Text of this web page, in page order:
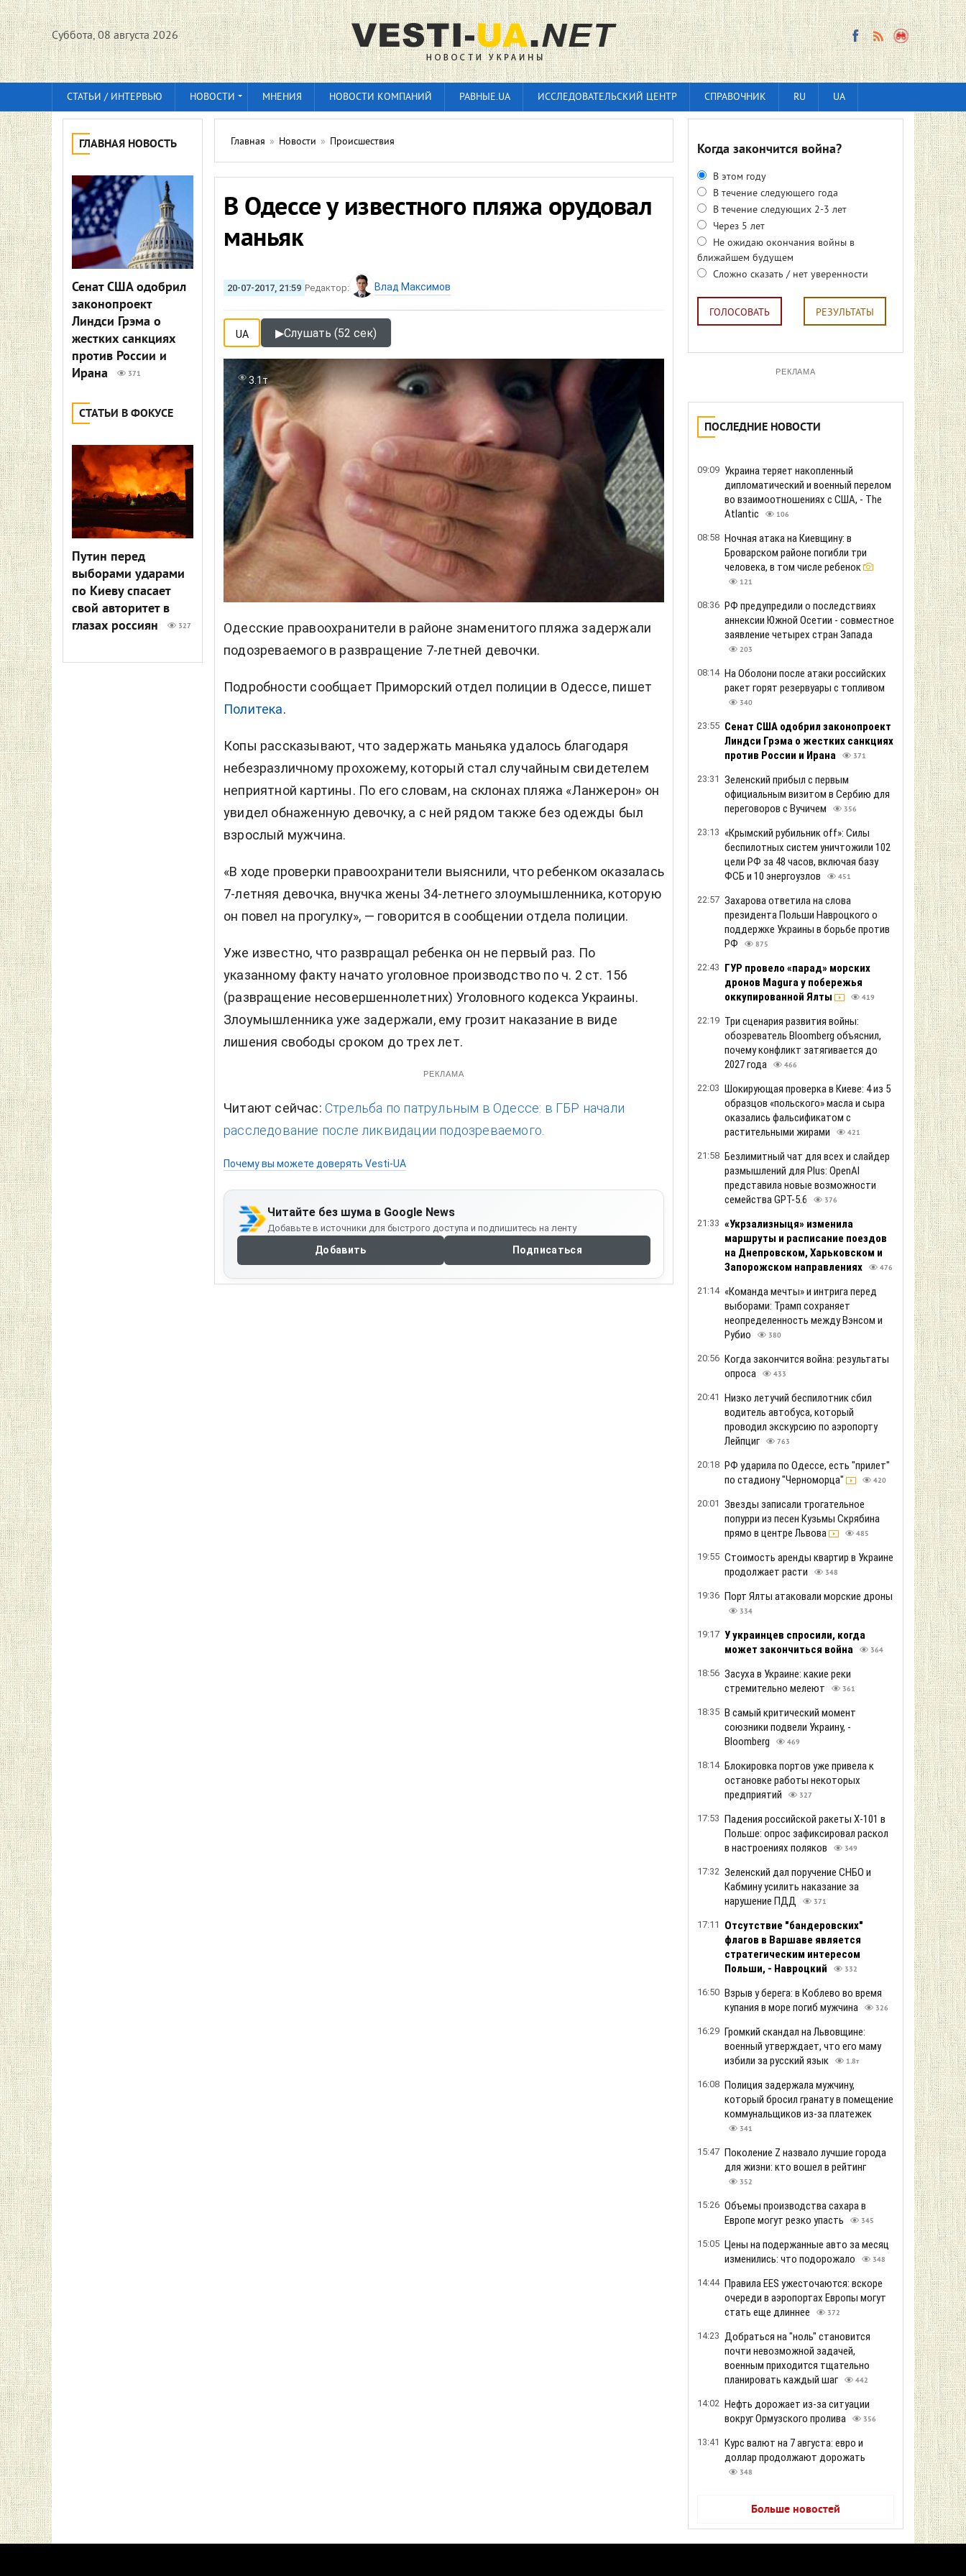
Суббота, 08 августа 2026
СТАТЬИ / ИНТЕРВЬЮ НОВОСТИ МНЕНИЯ НОВОСТИ КОМПАНИЙ РАВНЫЕ.UA ИССЛЕДОВАТЕЛЬСКИЙ ЦЕНТР СПРАВОЧНИК RU UA
ГЛАВНАЯ НОВОСТЬ
Сенат США одобрил
законопроект
Линдси Грэма о
жестких санкциях
против России и
Ирана
371
СТАТЬИ В ФОКУСЕ
Путин перед
выборами ударами
по Киеву спасает
свой авторитет в
глазах россиян
327
Главная » Новости » Происшествия
В Одессе у известного пляжа орудовал
маньяк
20-07-2017, 21:59 Редактор: Влад Максимов
UA ▶Слушать (52 сек)
3.1т
Одесские правоохранители в районе знаменитого пляжа задержали
подозреваемого в развращение 7-летней девочки.
Подробности сообщает Приморский отдел полиции в Одессе, пишет
Политека.
Копы рассказывают, что задержать маньяка удалось благодаря
небезразличному прохожему, который стал случайным свидетелем
неприятной картины. По его словам, на склонах пляжа «Ланжерон» он
увидел обнаженную девочку, а с ней рядом также без одежды был
взрослый мужчина.
«В ходе проверки правоохранители выяснили, что ребенком оказалась
7-летняя девочка, внучка жены 34-летнего злоумышленника, которую
он повел на прогулку», — говорится в сообщении отдела полиции.
Уже известно, что развращал ребенка он не первый раз. По
указанному факту начато уголовное производство по ч. 2 ст. 156
(развращение несовершеннолетних) Уголовного кодекса Украины.
Злоумышленника уже задержали, ему грозит наказание в виде
лишения свободы сроком до трех лет.
РЕКЛАМА
Читают сейчас: Стрельба по патрульным в Одессе: в ГБР начали
расследование после ликвидации подозреваемого.
Почему вы можете доверять Vesti-UA
Читайте без шума в Google News
Добавьте в источники для быстрого доступа и подпишитесь на ленту
Добавить Подписаться
Когда закончится война?
В этом году
В течение следующего года
В течение следующих 2-3 лет
Через 5 лет
Не ожидаю окончания войны в
ближайшем будущем
Сложно сказать / нет уверенности
ГОЛОСОВАТЬ РЕЗУЛЬТАТЫ
РЕКЛАМА
ПОСЛЕДНИЕ НОВОСТИ
09:09 Украина теряет накопленный
дипломатический и военный перелом
во взаимоотношениях с США, - The
Atlantic
106
08:58 Ночная атака на Киевщину: в
Броварском районе погибли три
человека, в том числе ребенок
121
08:36 РФ предупредили о последствиях
аннексии Южной Осетии - совместное
заявление четырех стран Запада
203
08:14 На Оболони после атаки российских
ракет горят резервуары с топливом
340
23:55 Сенат США одобрил законопроект
Линдси Грэма о жестких санкциях
против России и Ирана
371
23:31 Зеленский прибыл с первым
официальным визитом в Сербию для
переговоров с Вучичем
356
23:13 «Крымский рубильник off»: Силы
беспилотных систем уничтожили 102
цели РФ за 48 часов, включая базу
ФСБ и 10 энергоузлов
451
22:57 Захарова ответила на слова
президента Польши Навроцкого о
поддержке Украины в борьбе против
РФ
875
22:43 ГУР провело «парад» морских
дронов Magura у побережья
оккупированной Ялты
419
22:19 Три сценария развития войны:
обозреватель Bloomberg объяснил,
почему конфликт затягивается до
2027 года
466
22:03 Шокирующая проверка в Киеве: 4 из 5
образцов «польского» масла и сыра
оказались фальсификатом с
растительными жирами
421
21:58 Безлимитный чат для всех и слайдер
размышлений для Plus: OpenAI
представила новые возможности
семейства GPT-5.6
376
21:33 «Укрзализныця» изменила
маршруты и расписание поездов
на Днепровском, Харьковском и
Запорожском направлениях
476
21:14 «Команда мечты» и интрига перед
выборами: Трамп сохраняет
неопределенность между Вэнсом и
Рубио
380
20:56 Когда закончится война: результаты
опроса
433
20:41 Низко летучий беспилотник сбил
водитель автобуса, который
проводил экскурсию по аэропорту
Лейпциг
763
20:18 РФ ударила по Одессе, есть "прилет"
по стадиону "Черноморца"
420
20:01 Звезды записали трогательное
попурри из песен Кузьмы Скрябина
прямо в центре Львова
485
19:55 Стоимость аренды квартир в Украине
продолжает расти
348
19:36 Порт Ялты атаковали морские дроны
334
19:17 У украинцев спросили, когда
может закончиться война
364
18:56 Засуха в Украине: какие реки
стремительно мелеют
361
18:35 В самый критический момент
союзники подвели Украину, -
Bloomberg
469
18:14 Блокировка портов уже привела к
остановке работы некоторых
предприятий
327
17:53 Падения российской ракеты Х-101 в
Польше: опрос зафиксировал раскол
в настроениях поляков
349
17:32 Зеленский дал поручение СНБО и
Кабмину усилить наказание за
нарушение ПДД
371
17:11
Отсутствие "бандеровских"
флагов в Варшаве является
стратегическим интересом
Польши, - Навроцкий
332
16:50 Взрыв у берега: в Коблево во время
купания в море погиб мужчина
326
16:29 Громкий скандал на Львовщине:
военный утверждает, что его маму
избили за русский язык
1.8т
16:08 Полиция задержала мужчину,
который бросил гранату в помещение
коммунальщиков из-за платежек
341
15:47 Поколение Z назвало лучшие города
для жизни: кто вошел в рейтинг
352
15:26 Объемы производства сахара в
Европе могут резко упасть
345
15:05 Цены на подержанные авто за месяц
изменились: что подорожало
348
14:44 Правила EES ужесточаются: вскоре
очереди в аэропортах Европы могут
стать еще длиннее
372
14:23 Добраться на "ноль" становится
почти невозможной задачей,
военным приходится тщательно
планировать каждый шаг
442
14:02 Нефть дорожает из-за ситуации
вокруг Ормузского пролива
356
13:41 Курс валют на 7 августа: евро и
доллар продолжают дорожать
348
Больше новостей